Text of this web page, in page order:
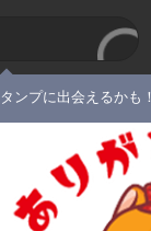
ンプに出会えるかも！